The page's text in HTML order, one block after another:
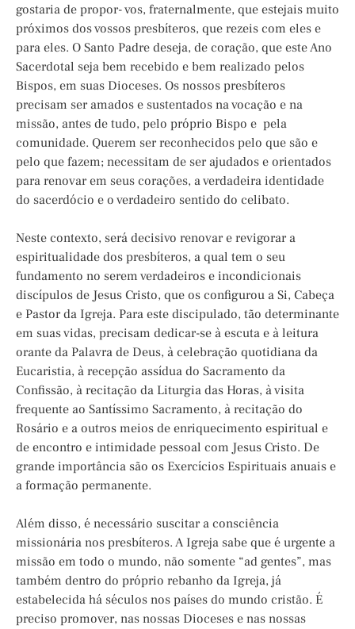
gostaria de propor- vos, fraternalmente, que estejais muito
próximos dos vossos presbíteros, que rezeis com eles e
para eles. O Santo Padre deseja, de coração, que este Ano
Sacerdotal seja bem recebido e bem realizado pelos
Bispos, em suas Dioceses. Os nossos presbíteros
precisam ser amados e sustentados na vocação e na
missão, antes de tudo, pelo próprio Bispo e pela
comunidade. Querem ser reconhecidos pelo que são e
pelo que fazem; necessitam de ser ajudados e orientados
para renovar em seus corações, a verdadeira identidade
do sacerdócio e o verdadeiro sentido do celibato.
Neste contexto, será decisivo renovar e revigorar a
espiritualidade dos presbíteros, a qual tem o seu
fundamento no serem verdadeiros e incondicionais
discípulos de Jesus Cristo, que os configurou a Si, Cabeça
e Pastor da Igreja. Para este discipulado, tão determinante
em suas vidas, precisam dedicar-se à escuta e à leitura
orante da Palavra de Deus, à celebração quotidiana da
Eucaristia, à recepção assídua do Sacramento da
Confissão, à recitação da Liturgia das Horas, à visita
frequente ao Santíssimo Sacramento, à recitação do
Rosário e a outros meios de enriquecimento espiritual e
de encontro e intimidade pessoal com Jesus Cristo. De
grande importância são os Exercícios Espirituais anuais e
a formação permanente.
Além disso, é necessário suscitar a consciência
missionária nos presbíteros. A Igreja sabe que é urgente a
missão em todo o mundo, não somente “ad gentes”, mas
também dentro do próprio rebanho da Igreja, já
estabelecida há séculos nos países do mundo cristão. É
preciso promover, nas nossas Dioceses e nas nossas